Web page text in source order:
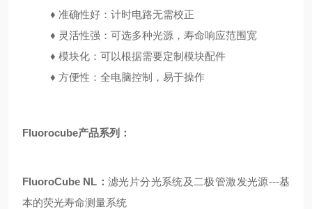
♦ 准确性好：计时电路无需校正
♦ 灵活性强：可选多种光源，寿命响应范围宽
♦ 模块化：可以根据需要定制模块配件
♦ 方便性：全电脑控制，易于操作
Fluorocube产品系列：
FluoroCube NL：滤光片分光系统及二极管激发光源---基
本的荧光寿命测量系统